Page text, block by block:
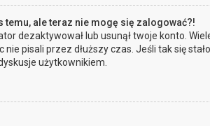
temu, ale teraz nie mogę się zalogować?!
dezaktywował lub usunął twoje konto.
pisali przez dłuższy czas. Jeśli tak się
użytkownikiem.